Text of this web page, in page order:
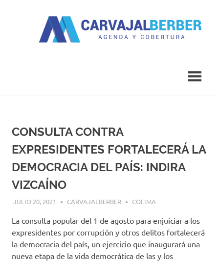
CONSULTA CONTRA
EXPRESIDENTES FORTALECERÁ LA
DEMOCRACIA DEL PAÍS: INDIRA
VIZCAÍNO
JULIO 20, 2021 CARVAJALBERBER COLIMA
La consulta popular del 1 de agosto para enjuiciar a los
expresidentes por corrupción y otros delitos fortalecerá
la democracia del país, un ejercicio que inaugurará una
nueva etapa de la vida democrática de las y los